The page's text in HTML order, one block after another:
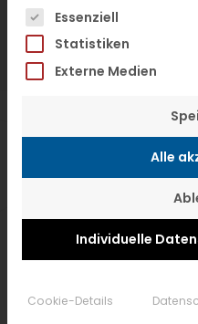
Es folgt eine Liste
Essenziell
Statistiken
Externe Medien
Alle
Individuelle
Cookie-Details